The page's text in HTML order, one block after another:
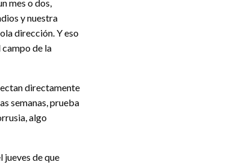
mes o dos,
y nuestra
dirección. Y eso
de la
directamente
semanas, prueba
algo
jueves de que